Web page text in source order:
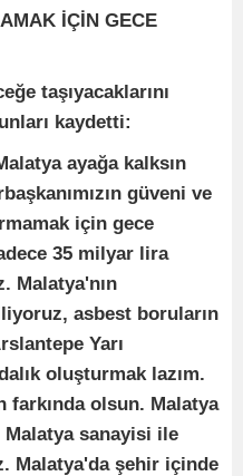
İÇİN GECE
taşıyacaklarını
kaydetti:
ayağa kalksın
güveni ve
için gece
35 milyar lira
Malatya'nın
asbest boruların
Yarı
oluşturmak lazım.
farkında olsun. Malatya
sanayisi ile
Malatya'da şehir içinde